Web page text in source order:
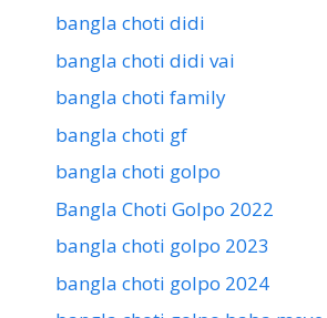
bangla choti didi
bangla choti didi vai
bangla choti family
bangla choti gf
bangla choti golpo
Bangla Choti Golpo 2022
bangla choti golpo 2023
bangla choti golpo 2024